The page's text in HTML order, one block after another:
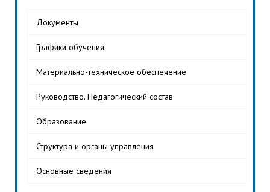
Документы
Графики обучения
Материально-техническое обеспечение
Руководство. Педагогический состав
Образование
Структура и органы управления
Основные сведения